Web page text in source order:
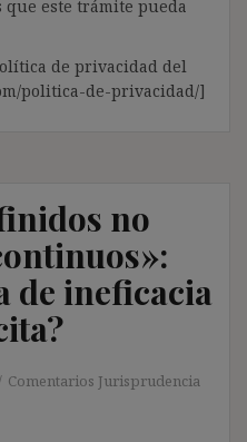
este trámite pueda
de privacidad del
politica-de-privacidad/]
no
de ineficacia
Comentarios Jurisprudencia